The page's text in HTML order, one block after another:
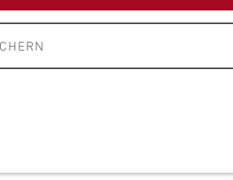
zur Energiesteuer